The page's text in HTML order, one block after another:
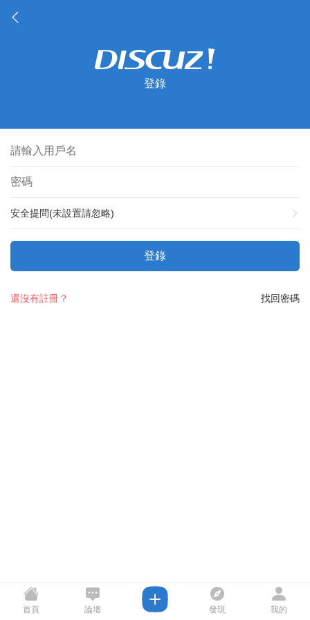
登錄
安全提問(未設置請忽略)
登錄
找回密碼
還沒有註冊？
首頁 論壇 發現 我的